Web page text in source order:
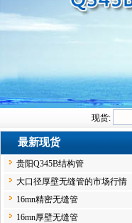
现货:
最新现货
贵阳Q345B结构管
大口径厚壁无缝管的市场行情
16mn精密无缝管
16mn厚壁无缝管